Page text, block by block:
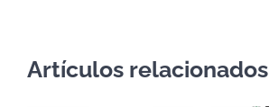
Artículos relacionados